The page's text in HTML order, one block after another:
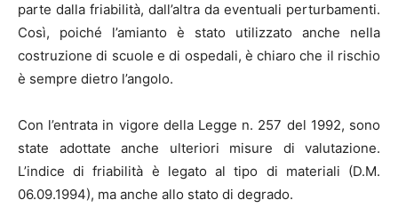
parte dalla friabilità, dall’altra da eventuali perturbamenti.
Così, poiché l’amianto è stato utilizzato anche nella
costruzione di scuole e di ospedali, è chiaro che il rischio
è sempre dietro l’angolo.
Con l’entrata in vigore della Legge n. 257 del 1992, sono
state adottate anche ulteriori misure di valutazione.
L’indice di friabilità è legato al tipo di materiali (D.M.
06.09.1994), ma anche allo stato di degrado.